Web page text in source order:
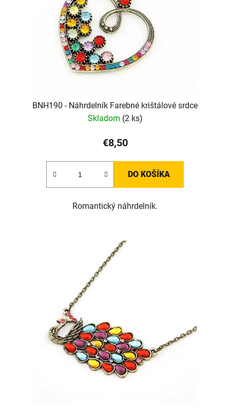
BNH190 - Náhrdelník Farebné krištálové srdce
Skladom (2 ks)
€8,50
DO KOŠÍKA
Romantický náhrdelník.